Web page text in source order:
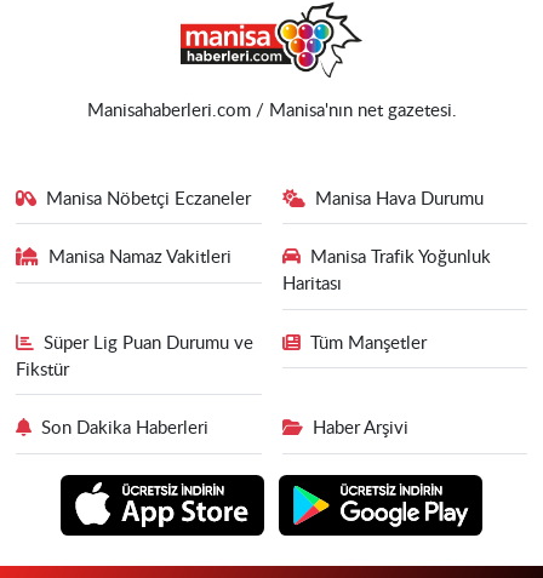
Manisahaberleri.com / Manisa'nın net gazetesi.
Manisa Nöbetçi Eczaneler Manisa Hava Durumu
Manisa Namaz Vakitleri
Manisa Trafik Yoğunluk
Haritası
Süper Lig Puan Durumu ve
Fikstür
Tüm Manşetler
Son Dakika Haberleri Haber Arşivi